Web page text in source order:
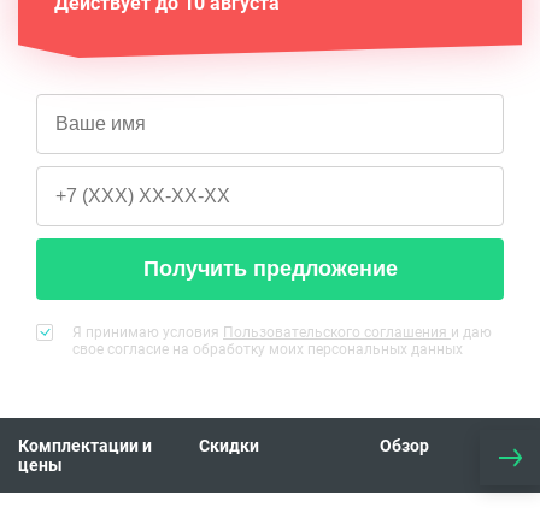
Получить предложение
Я принимаю условия Пользовательского соглашения и даю
свое согласие на обработку моих персональных данных
Комплектации и
цены
Скидки Обзор